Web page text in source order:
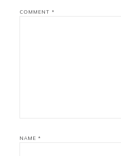
COMMENT *
NAME *